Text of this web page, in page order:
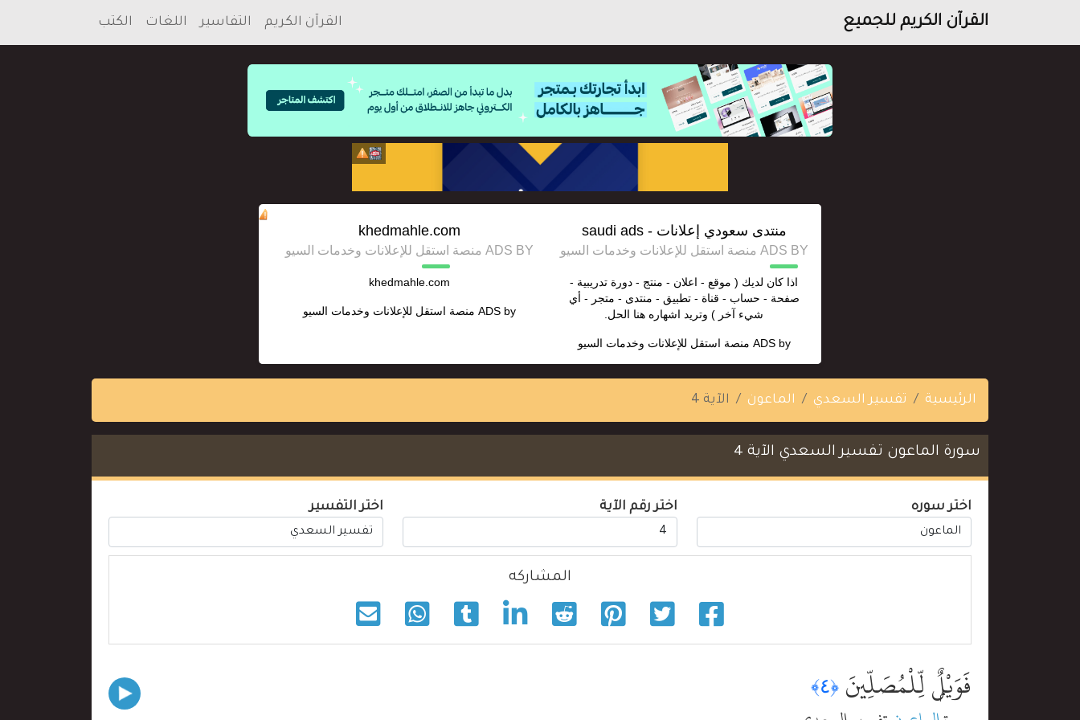
القرآن الكريم للجميع القرآن الكريم التفاسير اللغات الكتب
منتدى سعودي إعلانات - saudi ads
ADS BY منصة استقل للإعلانات وخدمات السيو
اذا كان لديك ( موقع - اعلان - منتج - دورة تدريبية -
صفحة - حساب - قناة - تطبيق - منتدى - متجر - أي
شيء آخر ) وتريد اشهاره هنا الحل.
ADS by منصة استقل للإعلانات وخدمات السيو
khedmahle.com
ADS BY منصة استقل للإعلانات وخدمات السيو
khedmahle.com
ADS by منصة استقل للإعلانات وخدمات السيو
الرئيسية تفسير السعدي الماعون الآية 4
سورة الماعون تفسير السعدي الآية 4
اختر سوره اختر رقم الآية اختر التفسير
المشاركه
فَوَيْلٌۭ لِّلْمُصَلِّينَ ﴿٤﴾